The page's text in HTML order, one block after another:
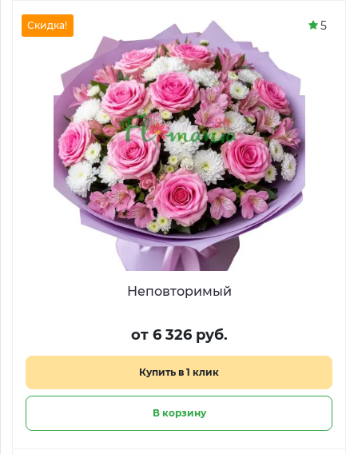
Неповторимый
от 6 326 руб.
Купить в 1 клик
В корзину
Скидка! 5